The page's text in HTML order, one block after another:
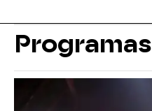
Programas